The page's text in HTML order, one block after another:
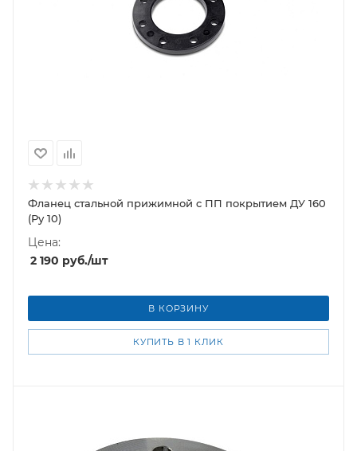
Фланец стальной прижимной c ПП покрытием ДУ 160
(Ру 10)
Цена:
2 190 руб./шт
В КОРЗИНУ
КУПИТЬ В 1 КЛИК